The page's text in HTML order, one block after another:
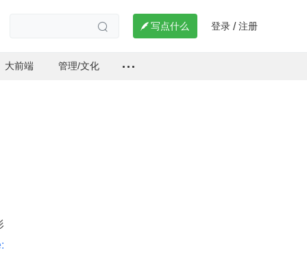
  写点什么 登录 / 注册
大前端 管理/文化